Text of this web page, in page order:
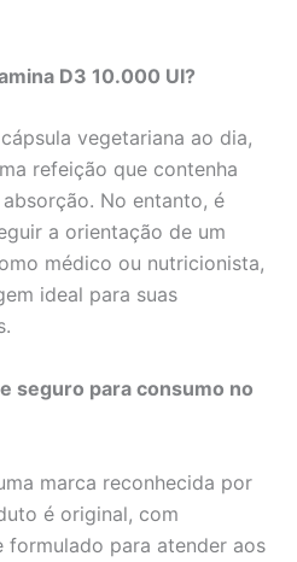
D3 10.000 UI?
vegetariana ao dia,
refeição que contenha
No entanto, é
a orientação de um
médico ou nutricionista,
ideal para suas
seguro para consumo no
marca reconhecida por
é original, com
formulado para atender aos